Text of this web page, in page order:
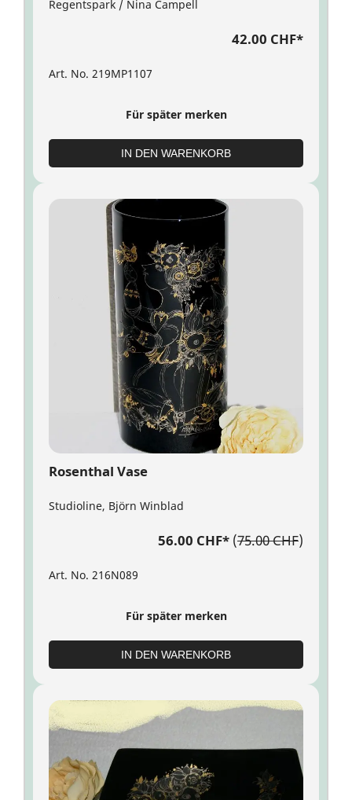
Regentspark / Nina Campell
42.00 CHF*
Art. No. 219MP1107
Für später merken
IN DEN WARENKORB
Rosenthal Vase
Studioline, Björn Winblad
56.00 CHF* (75.00 CHF)
Art. No. 216N089
Für später merken
IN DEN WARENKORB